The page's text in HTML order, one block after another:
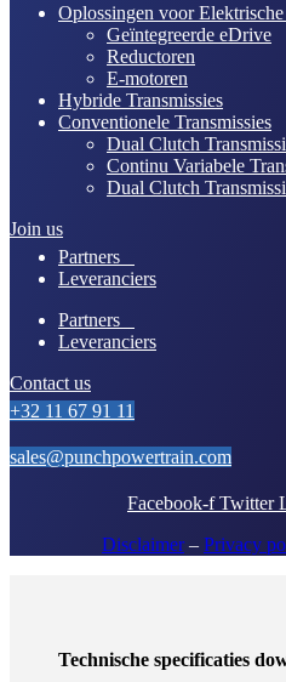
Oplossingen voor
Geïntegreerde eDrive
Reductoren
E-motoren
Hybride Transmissies
Conventionele Transmissies
Dual Clutch
Continu Variabele
Dual Clutch
Join us
Partners
Leveranciers
Partners
Leveranciers
Contact us
+32 11 67 91 11
sales@punchpowertrain.com
Facebook-f Twitter
Disclaimer– Privacy
Technische specificaties